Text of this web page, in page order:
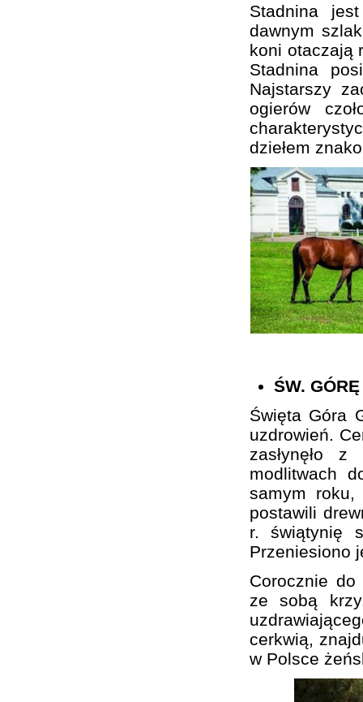
Stadnina
dawnym
koni otaczają
Stadnina
Najstarszy
ogierów
dziełem
ŚW.
Święta Góra
uzdrowień.
zasłynęło
modlitwach
samym roku,
postawili
r. świątynię
Przeniesiono
Corocznie
ze sobą
cerkwią,
w Polsce